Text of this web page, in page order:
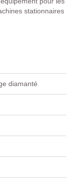
stationnaires
diamanté